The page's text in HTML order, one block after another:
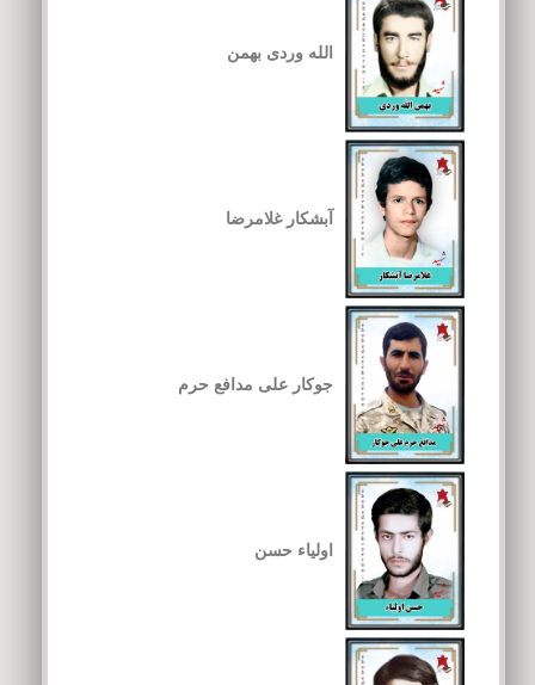
الله وردی بهمن
آبشکار غلامرضا
جوکار علی مدافع حرم
اولیاء حسن